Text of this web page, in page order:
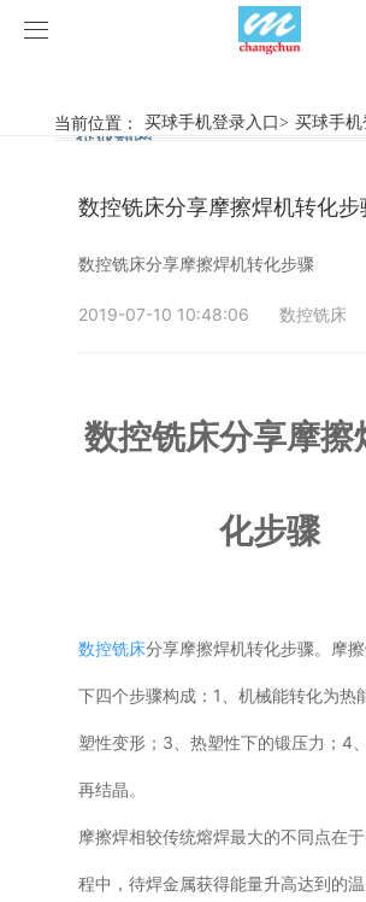
买球手机登录入口
旋弧焊机
摩擦焊机
加工中心
专用机床
产品视频
买球手机登录入口
买球手机登录入口-买球(中国)
当前位置： 买球手机登录入口> 买球手机
行业新闻
企业动态
数控铣床分享摩擦焊机转化步
数控铣床分享摩擦焊机转化步骤
2019-07-10 10:48:06 数控铣床
数控铣床分享摩擦
化步骤
数控铣床分享摩擦焊机转化步骤。摩
下四个步骤构成：1、机械能转化为热
塑性变形；3、热塑性下的锻压力；4
再结晶。
摩擦焊相较传统熔焊最大的不同点在
程中，待焊金属获得能量升高达到的